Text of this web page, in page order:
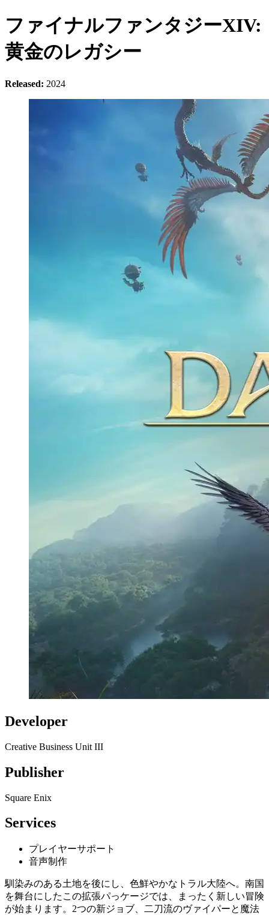
ファイナルファンタジーXIV:
黄金のレガシー
Released: 2024
Developer
Creative Business Unit III
Publisher
Square Enix
Services
プレイヤーサポート
音声制作
馴染みのある土地を後にし、色鮮やかなトラル大陸へ。南国
を舞台にしたこの拡張パっケージでは、まったく新しい冒険
が始まります。2つの新ジョブ、二刀流のヴァイパーと魔法